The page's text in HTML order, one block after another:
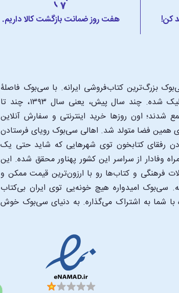
کن! هفت روز ضمانت بازگشت کالا داریم.
بزرگ‌ترین کتاب‌فروشی ایرانه. با سی‌بوک فاصلۀ
شما تا یک کتابفروشی بزرگ و پروپیمون تنها به اندازۀ یک کلیک شده. چند سال پیش، یعنی سال ۱۳۹۳، چند تا
اون‌ روزها خرید اینترنتی و سفارش آنلاین
همین فضا متولد شد. اهالی سی‌بوک رویای فرستادن
رفقای کتابخون توی شهرهایی که شاید حتی یک
وفادار از سراسر این کشور پهناور محقق شده. این
فرهنگی و کتاب‌ها رو با ارزون‌ترین قیمت ممکن و
امیدواره هیچ خونه‌یی توی ایران بی‌کتاب
با شما به اشتراک می‌گذاره. به دنیای سی‌بوک خوش